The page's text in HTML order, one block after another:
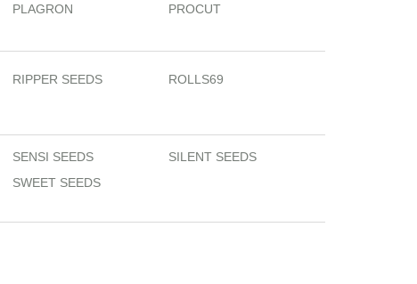
PLAGRON PROCUT
RIPPER SEEDS
ROLLS69
SENSI SEEDS
SILENT SEEDS
SWEET SEEDS